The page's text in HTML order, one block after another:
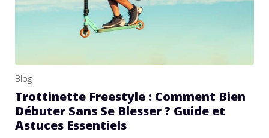
Blog
Trottinette Freestyle : Comment Bien
Débuter Sans Se Blesser ? Guide et
Astuces Essentiels